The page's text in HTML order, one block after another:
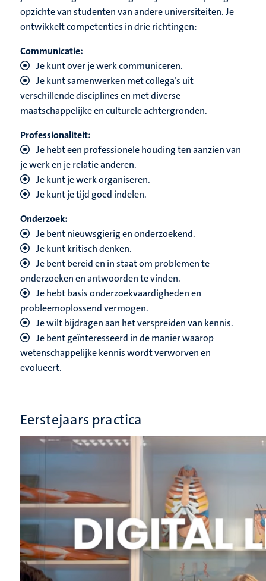
opzichte van studenten van andere universiteiten. Je
ontwikkelt competenties in drie richtingen:
Communicatie:
Je kunt over je werk communiceren.
Je kunt samenwerken met collega’s uit
verschillende disciplines en met diverse
maatschappelijke en culturele achtergronden.
Professionaliteit:
Je hebt een professionele houding ten aanzien van
je werk en je relatie anderen.
Je kunt je werk organiseren.
Je kunt je tijd goed indelen.
Onderzoek:
Je bent nieuwsgierig en onderzoekend.
Je kunt kritisch denken.
Je bent bereid en in staat om problemen te
onderzoeken en antwoorden te vinden.
Je hebt basis onderzoekvaardigheden en
probleemoplossend vermogen.
Je wilt bijdragen aan het verspreiden van kennis.
Je bent geïnteresseerd in de manier waarop
wetenschappelijke kennis wordt verworven en
evolueert.
Eerstejaars practica